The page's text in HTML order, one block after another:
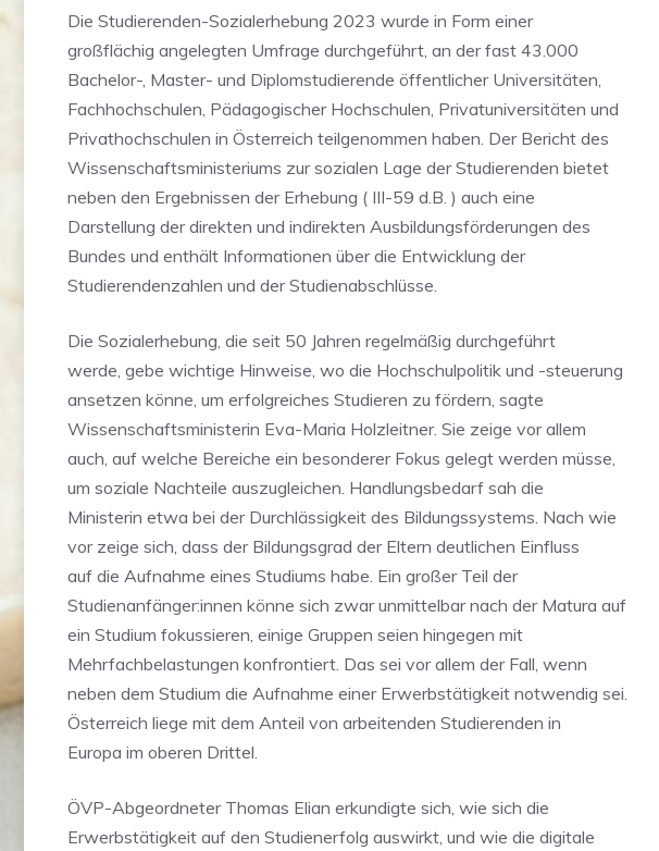
Die Studierenden-Sozialerhebung 2023 wurde in Form einer
großflächig angelegten Umfrage durchgeführt, an der fast 43.000
Bachelor-, Master- und Diplomstudierende öffentlicher Universitäten,
Fachhochschulen, Pädagogischer Hochschulen, Privatuniversitäten und
Privathochschulen in Österreich teilgenommen haben. Der Bericht des
Wissenschaftsministeriums zur sozialen Lage der Studierenden bietet
neben den Ergebnissen der Erhebung ( III-59 d.B. ) auch eine
Darstellung der direkten und indirekten Ausbildungsförderungen des
Bundes und enthält Informationen über die Entwicklung der
Studierendenzahlen und der Studienabschlüsse.
Die Sozialerhebung, die seit 50 Jahren regelmäßig durchgeführt
werde, gebe wichtige Hinweise, wo die Hochschulpolitik und -steuerung
ansetzen könne, um erfolgreiches Studieren zu fördern, sagte
Wissenschaftsministerin Eva-Maria Holzleitner. Sie zeige vor allem
auch, auf welche Bereiche ein besonderer Fokus gelegt werden müsse,
um soziale Nachteile auszugleichen. Handlungsbedarf sah die
Ministerin etwa bei der Durchlässigkeit des Bildungssystems. Nach wie
vor zeige sich, dass der Bildungsgrad der Eltern deutlichen Einfluss
auf die Aufnahme eines Studiums habe. Ein großer Teil der
Studienanfänger:innen könne sich zwar unmittelbar nach der Matura auf
ein Studium fokussieren, einige Gruppen seien hingegen mit
Mehrfachbelastungen konfrontiert. Das sei vor allem der Fall, wenn
neben dem Studium die Aufnahme einer Erwerbstätigkeit notwendig sei.
Österreich liege mit dem Anteil von arbeitenden Studierenden in
Europa im oberen Drittel.
ÖVP-Abgeordneter Thomas Elian erkundigte sich, wie sich die
Erwerbstätigkeit auf den Studienerfolg auswirkt, und wie die digitale